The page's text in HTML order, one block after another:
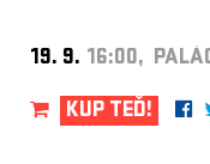
19. 9. 16:00,
KUP TEĎ!